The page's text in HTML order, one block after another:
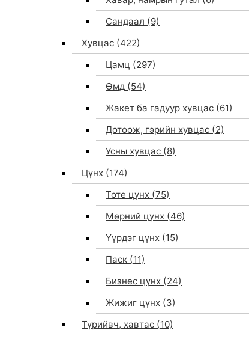
Сандаал (9)
Хувцас (422)
Цамц (297)
Өмд (54)
Жакет ба гадуур хувцас (61)
Дотоож, гэрийн хувцас (2)
Усны хувцас (8)
Цүнх (174)
Тоте цүнх (75)
Мөрний цүнх (46)
Үүрдэг цүнх (15)
Паск (11)
Бизнес цүнх (24)
Жижиг цүнх (3)
Түрийвч, хавтас (10)